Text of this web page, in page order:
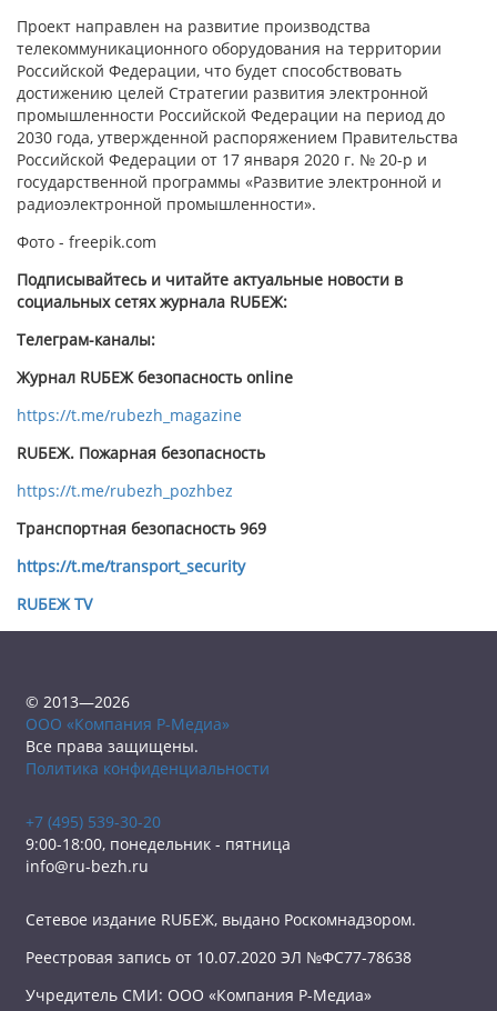
Проект направлен на развитие производства
телекоммуникационного оборудования на территории
Российской Федерации, что будет способствовать
достижению целей Стратегии развития электронной
промышленности Российской Федерации на период до
2030 года, утвержденной распоряжением Правительства
Российской Федерации от 17 января 2020 г. № 20-р и
государственной программы «Развитие электронной и
радиоэлектронной промышленности».
Фото - freepik.com
Подписывайтесь и читайте актуальные новости в
социальных сетях журнала RUБЕЖ:
Телеграм-каналы:
Журнал RUБЕЖ безопасность online
https://t.me/rubezh_magazine
RUБЕЖ. Пожарная безопасность
https://t.me/rubezh_pozhbez
Транспортная безопасность 969
https://t.me/transport_security
RUБЕЖ TV
© 2013—2026
ООО «Компания Р-Медиа»
Все права защищены.
Политика конфиденциальности
+7 (495) 539-30-20
9:00-18:00, понедельник - пятница
info@ru-bezh.ru
Сетевое издание RUБЕЖ, выдано Роскомнадзором.
Реестровая запись от 10.07.2020 ЭЛ №ФС77-78638
Учредитель СМИ: ООО «Компания Р-Медиа»